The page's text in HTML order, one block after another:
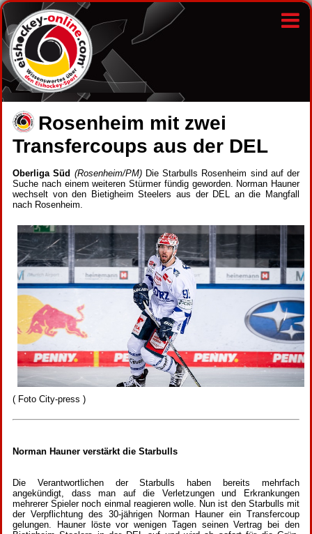
Rosenheim mit zwei
Transfercoups aus der DEL
Oberliga Süd (Rosenheim/PM) Die Starbulls Rosenheim sind auf der
Suche nach einem weiteren Stürmer fündig geworden. Norman Hauner
wechselt von den Bietigheim Steelers aus der DEL an die Mangfall
nach Rosenheim.
( Foto City-press )
Norman Hauner verstärkt die Starbulls
Die Verantwortlichen der Starbulls haben bereits mehrfach
angekündigt, dass man auf die Verletzungen und Erkrankungen
mehrerer Spieler noch einmal reagieren wolle. Nun ist den Starbulls mit
der Verpflichtung des 30-jährigen Norman Hauner ein Transfercoup
gelungen. Hauner löste vor wenigen Tagen seinen Vertrag bei den